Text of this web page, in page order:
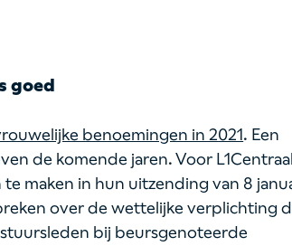
goed
benoemingen in 2021. Een
de komende jaren. Voor L1Centraal
maken in hun uitzending van 8
over de wettelijke verplichting
bij beursgenoteerde